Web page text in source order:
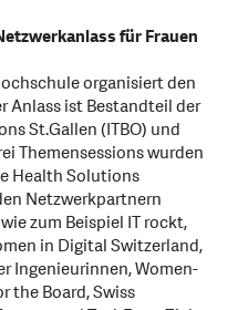
für Frauen
organisiert den
Anlass ist Bestandteil der
St.Gallen (ITBO) und
Themensessions wurden
Health Solutions
Netzwerkpartnern
zum Beispiel IT rockt,
in Digital Switzerland,
Ingenieurinnen, Women-
the Board, Swiss